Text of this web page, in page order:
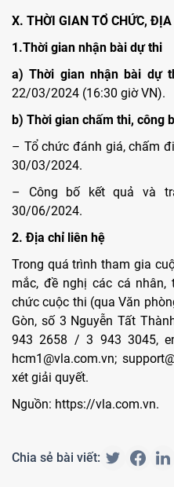
X. THỜI GIAN TỔ CHỨC,
1.Thời gian nhận bài dự thi
a) Thời gian nhận bài dự
22/03/2024 (16:30 giờ VN).
b) Thời gian chấm thi, công
– Tổ chức đánh giá, chấm
30/03/2024.
– Công bố kết quả và
30/06/2024.
2. Địa chỉ liên hệ
Trong quá trình tham gia
mắc, đề nghị các cá
chức cuộc thi (qua Văn
Gòn, số 3 Nguyễn Tất
943 2658 / 3 943 3045,
hcm1@vla.com.vn;
xét giải quyết.
Nguồn: https://vla.com.vn.
Chia sẻ bài viết: